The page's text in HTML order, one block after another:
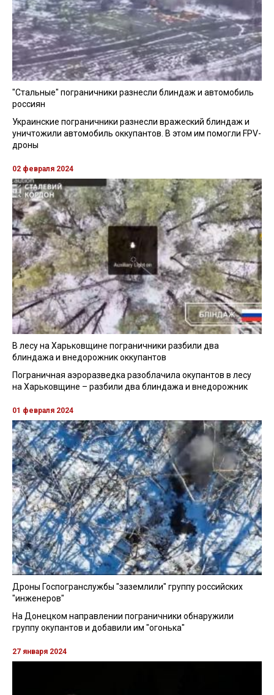
"Стальные" пограничники разнесли блиндаж и автомобиль
россиян
Украинские пограничники разнесли вражеский блиндаж и
уничтожили автомобиль оккупантов. В этом им помогли FPV-
дроны
02 февраля 2024
В лесу на Харьковщине пограничники разбили два
блиндажа и внедорожник оккупантов
Пограничная аэроразведка разоблачила окупантов в лесу
на Харьковщине – разбили два блиндажа и внедорожник
01 февраля 2024
Дроны Госпогранслужбы "заземлили" группу российских
"инженеров"
На Донецком направлении пограничники обнаружили
группу окупантов и добавили им "огонька"
27 января 2024